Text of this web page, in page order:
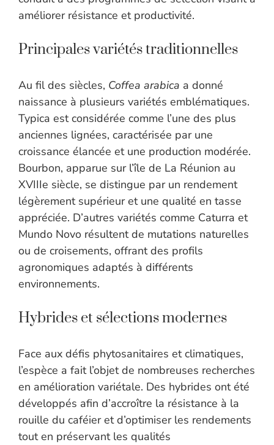
améliorer résistance et productivité.
Principales variétés traditionnelles
Au fil des siècles, Coffea arabica a donné
naissance à plusieurs variétés emblématiques.
Typica est considérée comme l’une des plus
anciennes lignées, caractérisée par une
croissance élancée et une production modérée.
Bourbon, apparue sur l’île de La Réunion au
XVIIIe siècle, se distingue par un rendement
légèrement supérieur et une qualité en tasse
appréciée. D’autres variétés comme Caturra et
Mundo Novo résultent de mutations naturelles
ou de croisements, offrant des profils
agronomiques adaptés à différents
environnements.
Hybrides et sélections modernes
Face aux défis phytosanitaires et climatiques,
l’espèce a fait l’objet de nombreuses recherches
en amélioration variétale. Des hybrides ont été
développés afin d’accroître la résistance à la
rouille du caféier et d’optimiser les rendements
tout en préservant les qualités